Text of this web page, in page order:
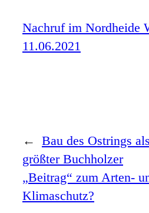
Nachruf im Nordheide
11.06.2021
← Bau des Ostrings als
größter Buchholzer
„Beitrag“ zum Arten-
Klimaschutz?